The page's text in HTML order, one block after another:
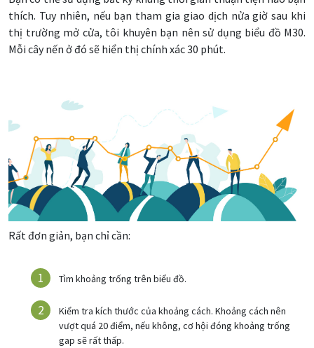
thích. Tuy nhiên, nếu bạn tham gia giao dịch nửa giờ sau khi
thị trường mở cửa, tôi khuyên bạn nên sử dụng biểu đồ M30.
Mỗi cây nến ở đó sẽ hiển thị chính xác 30 phút.
Rất đơn giản, bạn chỉ cần:
Tìm khoảng trống trên biểu đồ.
Kiểm tra kích thước của khoảng cách. Khoảng cách nên
vượt quá 20 điểm, nếu không, cơ hội đóng khoảng trống
gap sẽ rất thấp.